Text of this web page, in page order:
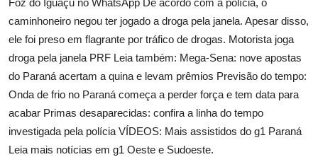
Foz do Iguaçu no WhatsApp De acordo com a polícia, o
caminhoneiro negou ter jogado a droga pela janela. Apesar disso,
ele foi preso em flagrante por tráfico de drogas. Motorista joga
droga pela janela PRF Leia também: Mega-Sena: nove apostas
do Paraná acertam a quina e levam prêmios Previsão do tempo:
Onda de frio no Paraná começa a perder força e tem data para
acabar Primas desaparecidas: confira a linha do tempo
investigada pela polícia VÍDEOS: Mais assistidos do g1 Paraná
Leia mais notícias em g1 Oeste e Sudoeste.